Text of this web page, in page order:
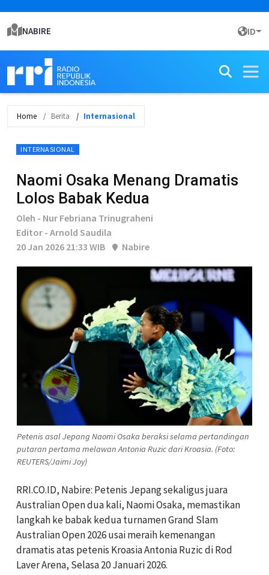
NABIRE ID
Home Berita Internasional
INTERNASIONAL
Naomi Osaka Menang Dramatis
Lolos Babak Kedua
Oleh - Nur Febriana Trinugraheni
Editor - Arnold Saudila
20 Jan 2026 21:33 WIB
Nabire
Petenis asal Jepang Naomi Osaka beraksi selama pertandingan
putaran pertama melawan Antonia Ruzic dari Kroasia. (Foto:
REUTERS/Jaimi Joy)
RRI.CO.ID, Nabire: Petenis Jepang sekaligus juara
Australian Open dua kali, Naomi Osaka, memastikan
langkah ke babak kedua turnamen Grand Slam
Australian Open 2026 usai meraih kemenangan
dramatis atas petenis Kroasia Antonia Ruzic di Rod
Laver Arena, Selasa 20 Januari 2026.